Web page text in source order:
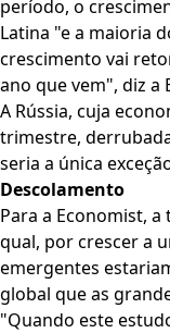
período, o
Latina "e a maioria
crescimento vai
ano que vem", diz a
A Rússia, cuja
trimestre,
seria a única
Descolamento
Para a Economist,
qual, por crescer a
emergentes
global que as
"Quando este